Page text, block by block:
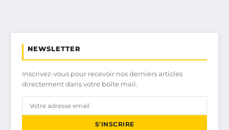
NEWSLETTER
Inscrivez-vous pour recevoir nos derniers articles
directement dans votre boîte mail.
S'INSCRIRE